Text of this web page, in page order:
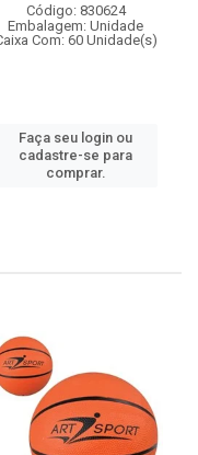
Código: 830624
Embalagem: Unidade
Com: 60 Unidade(s)
Faça seu login ou
cadastre-se para
comprar.